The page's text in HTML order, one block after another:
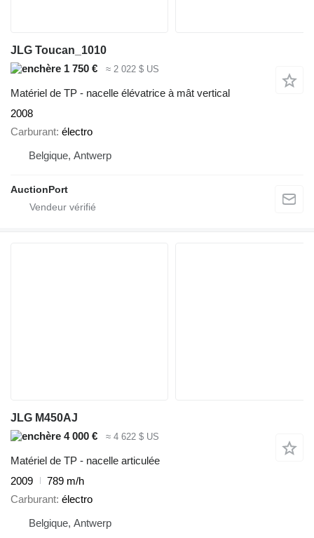
JLG Toucan_1010
1 750 €
≈ 2 022 $ US
Matériel de TP - nacelle élévatrice à mât vertical
2008
Carburant électro
Belgique, Antwerp
AuctionPort
JLG M450AJ
4 000 €
≈ 4 622 $ US
Matériel de TP - nacelle articulée
2009
789 m/h
Carburant électro
Belgique, Antwerp